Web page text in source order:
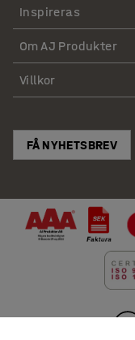
Inspireras
Om AJ Produkter
Villkor
FÅ NYHETSBREV